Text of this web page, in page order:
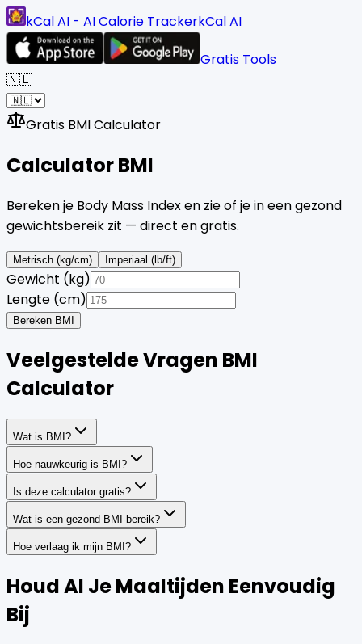
kCal AI - AI Calorie TrackerkCal AI
Gratis Tools
🇳🇱
Gratis BMI Calculator
CalculatorBMI
Bereken je Body Mass Index en zie of je in een gezond
gewichtsbereik zit — direct en gratis.
Metrisch (kg/cm) Imperiaal (lb/ft)
Gewicht (kg)
Lengte (cm)
Bereken BMI
Veelgestelde Vragen BMI
Calculator
Wat is BMI?
Hoe nauwkeurig is BMI?
Is deze calculator gratis?
Wat is een gezond BMI-bereik?
Hoe verlaag ik mijn BMI?
Houd Al Je Maaltijden Eenvoudig
Bij